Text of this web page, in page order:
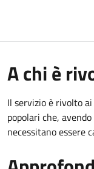
A chi è
Il servizio è rivolto
popolari che,
necessitano essere